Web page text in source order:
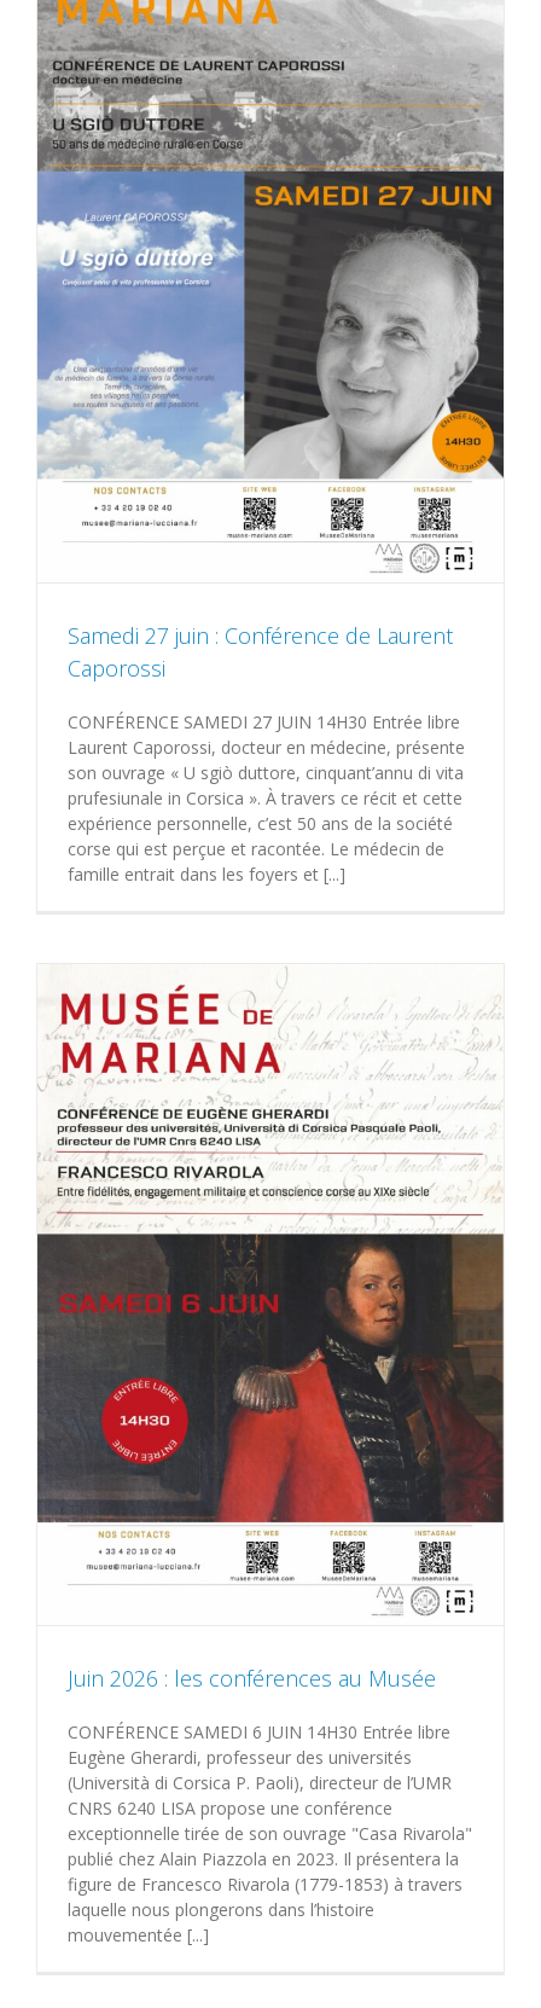
Samedi 27 juin : Conférence de Laurent
Caporossi
CONFÉRENCE SAMEDI 27 JUIN 14H30 Entrée libre
Laurent Caporossi, docteur en médecine, présente
son ouvrage « U sgiò duttore, cinquant’annu di vita
prufesiunale in Corsica ». À travers ce récit et cette
expérience personnelle, c’est 50 ans de la société
corse qui est perçue et racontée. Le médecin de
famille entrait dans les foyers et [...]
Juin 2026 : les conférences au Musée
CONFÉRENCE SAMEDI 6 JUIN 14H30 Entrée libre
Eugène Gherardi, professeur des universités
(Università di Corsica P. Paoli), directeur de l’UMR
CNRS 6240 LISA propose une conférence
exceptionnelle tirée de son ouvrage "Casa Rivarola"
publié chez Alain Piazzola en 2023. Il présentera la
figure de Francesco Rivarola (1779-1853) à travers
laquelle nous plongerons dans l’histoire
mouvementée [...]